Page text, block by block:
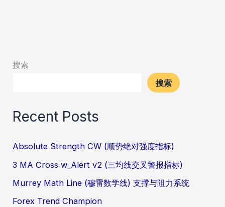
搜索
搜索
Recent Posts
Absolute Strength CW (顺势绝对强度指标)
3 MA Cross w_Alert v2 (三均线交叉警报指标)
Murrey Math Line (穆雷数学线) 支撑与阻力系统
Forex Trend Champion